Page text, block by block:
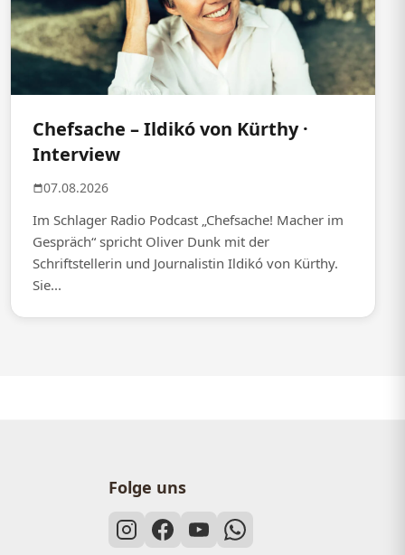
Chefsache – Ildikó von Kürthy ·
Interview
07.08.2026
Im Schlager Radio Podcast „Chefsache! Macher im
Gespräch“ spricht Oliver Dunk mit der
Schriftstellerin und Journalistin Ildikó von Kürthy.
Sie...
Folge uns